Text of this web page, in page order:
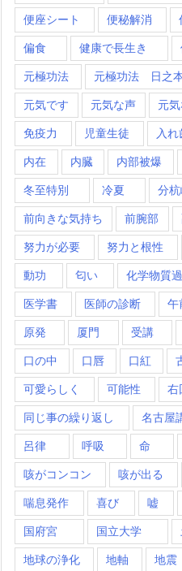
便座シート 便秘解消
偏食 健康で長生き
元極功法 元極功法 日之
元気です 元気な声 元
免疫力 児童生徒 入れ
内在 内臓 内部被爆
冬至特別 冷夏 分
前向きな気持ち 前腕部
努力が必要 努力と根性
動功 匂い 化学物質
医学書 医師の診断 午
原発 厦門 受講
口の中 口唇 口紅
可愛らしく 可能性 右
同じ事の繰り返し 名古屋
呂律 呼吸 命
咳がコンコン 咳が出る
喘息発作 喜び 嘘
国府宮 国立大学
地球の浄化 地軸 地震